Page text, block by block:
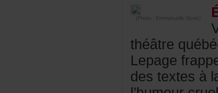
(Photo:EmmanuelleSirois)